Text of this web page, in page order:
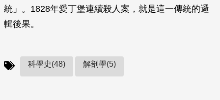
統」。1828年愛丁堡連續殺人案，就是這一傳統的邏
輯後果。
科學史(48) 解剖學(5)